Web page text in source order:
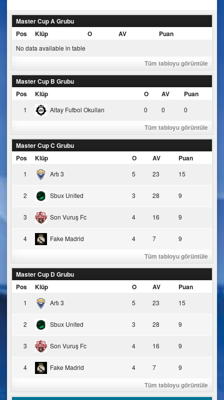
Master Cup A Grubu
Pos
Klüp O AV Puan
No data available in table
Tüm tabloyu görüntüle
Master Cup B Grubu
Pos
Klüp O AV Puan
1 Altay Futbol Okulları 0 0 0
Tüm tabloyu görüntüle
Master Cup C Grubu
Pos
Klüp O AV Puan
1 Artı 3 5 23 15
2 Sbux United 3 28 9
3 Son Vuruş Fc 4 16 9
4 Fake Madrid 4 7 9
Tüm tabloyu görüntüle
Master Cup D Grubu
Pos
Klüp O AV Puan
1 Artı 3 5 23 15
2 Sbux United 3 28 9
3 Son Vuruş Fc 4 16 9
4 Fake Madrid 4 7 9
Tüm tabloyu görüntüle